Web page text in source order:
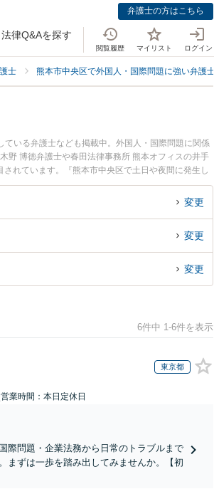
弁護士の方はこちら
法律Q&Aを探す
閲覧履歴 マイリスト ログイン
士 熊本市中央区で外国人・国際問題に強い弁護士
いる弁護士なども掲載中。外国人・国際問題に関係
野 博徳弁護士や春田法律事務所 熊本オフィスの井手
れています。『熊本市中央区で土日や夜間に発生し
実績豊富な近くの弁護士を検索したい』『初回相談無
おすすめです。
変更
変更
変更
6件中 1-6件を表示
東京都
営業時間：本日定休日
際問題・企業法務から日常のトラブルまで
まずは一歩を踏み出してみませんか。【初